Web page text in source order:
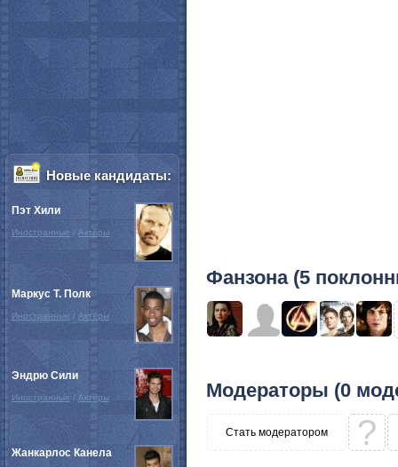
Фанзона (5
Модераторы (0
Стать модератором ?
Новые кандидаты:
Пэт Хили
Иностранные / Актёры
Маркус Т. Полк
Иностранные / Актёры
Эндрю Сили
Иностранные / Актёры
Жанкарлос Канела